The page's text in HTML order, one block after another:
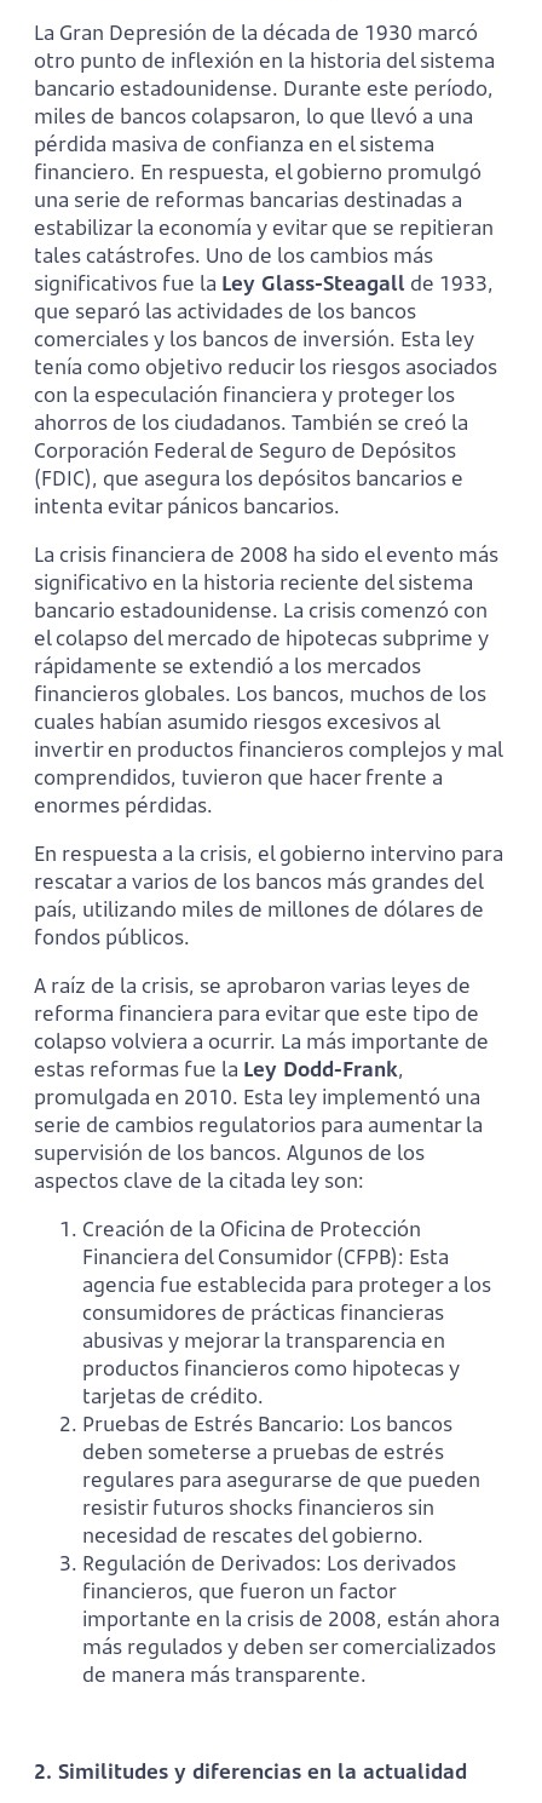
La Gran Depresión de la década de 1930 marcó
otro punto de inflexión en la historia del sistema
bancario estadounidense. Durante este período,
miles de bancos colapsaron, lo que llevó a una
pérdida masiva de confianza en el sistema
financiero. En respuesta, el gobierno promulgó
una serie de reformas bancarias destinadas a
estabilizar la economía y evitar que se repitieran
tales catástrofes. Uno de los cambios más
significativos fue la Ley Glass-Steagall de 1933,
que separó las actividades de los bancos
comerciales y los bancos de inversión. Esta ley
tenía como objetivo reducir los riesgos asociados
con la especulación financiera y proteger los
ahorros de los ciudadanos. También se creó la
Corporación Federal de Seguro de Depósitos
(FDIC), que asegura los depósitos bancarios e
intenta evitar pánicos bancarios.
La crisis financiera de 2008 ha sido el evento más
significativo en la historia reciente del sistema
bancario estadounidense. La crisis comenzó con
el colapso del mercado de hipotecas subprime y
rápidamente se extendió a los mercados
financieros globales. Los bancos, muchos de los
cuales habían asumido riesgos excesivos al
invertir en productos financieros complejos y mal
comprendidos, tuvieron que hacer frente a
enormes pérdidas.
En respuesta a la crisis, el gobierno intervino para
rescatar a varios de los bancos más grandes del
país, utilizando miles de millones de dólares de
fondos públicos.
A raíz de la crisis, se aprobaron varias leyes de
reforma financiera para evitar que este tipo de
colapso volviera a ocurrir. La más importante de
estas reformas fue la Ley Dodd-Frank,
promulgada en 2010. Esta ley implementó una
serie de cambios regulatorios para aumentar la
supervisión de los bancos. Algunos de los
aspectos clave de la citada ley son:
Creación de la Oficina de Protección
Financiera del Consumidor (CFPB): Esta
agencia fue establecida para proteger a los
consumidores de prácticas financieras
abusivas y mejorar la transparencia en
productos financieros como hipotecas y
tarjetas de crédito.
Pruebas de Estrés Bancario: Los bancos
deben someterse a pruebas de estrés
regulares para asegurarse de que pueden
resistir futuros shocks financieros sin
necesidad de rescates del gobierno.
Regulación de Derivados: Los derivados
financieros, que fueron un factor
importante en la crisis de 2008, están ahora
más regulados y deben ser comercializados
de manera más transparente.
2. Similitudes y diferencias en la actualidad